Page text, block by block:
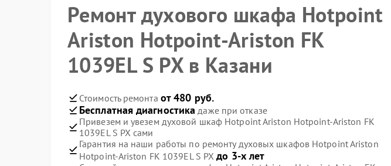
Ремонт духового шкафа Hotpoint
Ariston Hotpoint-Ariston FK
1039EL S PX в Казани
Стоимость ремонта от 480 руб.
Бесплатная диагностика даже при отказе
Привезем и увезем духовой шкаф Hotpoint Ariston Hotpoint-Ariston FK
1039EL S PX сами
Гарантия на наши работы по ремонту духовых шкафов Hotpoint Ariston
Hotpoint-Ariston FK 1039EL S PXдо 3-х лет